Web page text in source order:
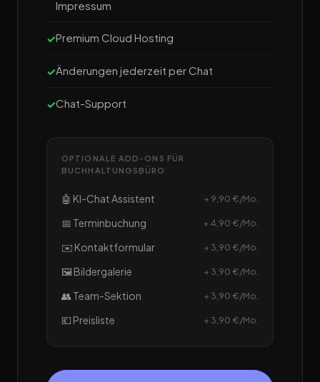
Impressum
Premium Cloud Hosting
Änderungen jederzeit per Chat
Chat-Support
OPTIONALE ADD-ONS FÜR
BUCHHALTUNGSBÜRO
🤖 KI-Chat Assistent + 9,90 €/Mo.
📅 Terminbuchung + 4,90 €/Mo.
✉️ Kontaktformular + 3,90 €/Mo.
🖼️ Bildergalerie + 3,90 €/Mo.
👥 Team-Sektion + 3,90 €/Mo.
💶 Preisliste + 3,90 €/Mo.